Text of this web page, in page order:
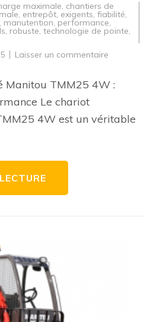
maximale, chantiers de
, entrepôt, exigents, fiabilité,
, manutention, performance,
, robuste, technologie de pointe,
Laisser un commentaire
Chariot
Embarqué
:
Manitou TMM25 4W :
Le chariot
4W est un véritable